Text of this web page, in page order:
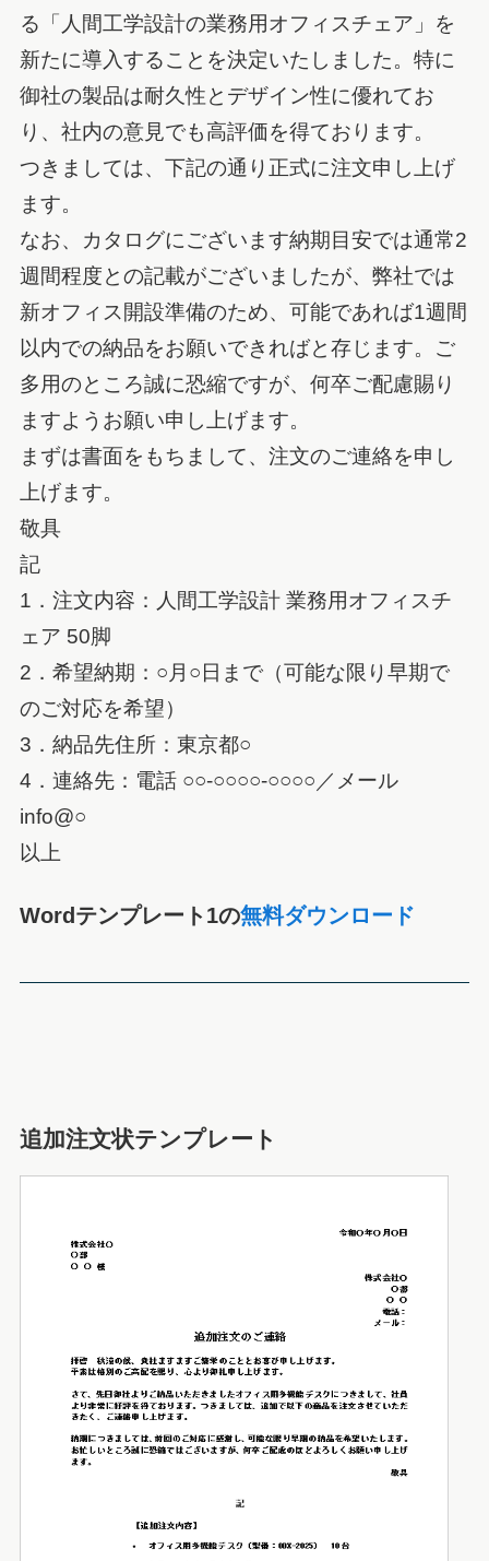
る「人間工学設計の業務用オフィスチェア」を
新たに導入することを決定いたしました。特に
御社の製品は耐久性とデザイン性に優れてお
り、社内の意見でも高評価を得ております。
つきましては、下記の通り正式に注文申し上げ
ます。
なお、カタログにございます納期目安では通常2
週間程度との記載がございましたが、弊社では
新オフィス開設準備のため、可能であれば1週間
以内での納品をお願いできればと存じます。ご
多用のところ誠に恐縮ですが、何卒ご配慮賜り
ますようお願い申し上げます。
まずは書面をもちまして、注文のご連絡を申し
上げます。
敬具
記
1．注文内容：人間工学設計 業務用オフィスチ
ェア 50脚
2．希望納期：○月○日まで（可能な限り早期で
のご対応を希望）
3．納品先住所：東京都○
4．連絡先：電話 ○○-○○○○-○○○○／メール
info@○
以上
Wordテンプレート1の無料ダウンロード
追加注文状テンプレート